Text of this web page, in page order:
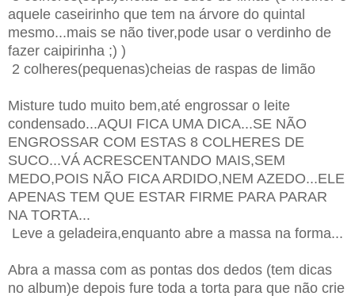
aquele caseirinho que tem na árvore do quintal
mesmo...mais se não tiver,pode usar o verdinho de
fazer caipirinha ;) )
2 colheres(pequenas)cheias de raspas de limão
Misture tudo muito bem,até engrossar o leite
condensado...AQUI FICA UMA DICA...SE NÃO
ENGROSSAR COM ESTAS 8 COLHERES DE
SUCO...VÁ ACRESCENTANDO MAIS,SEM
MEDO,POIS NÃO FICA ARDIDO,NEM AZEDO...ELE
APENAS TEM QUE ESTAR FIRME PARA PARAR
NA TORTA...
Leve a geladeira,enquanto abre a massa na forma...
Abra a massa com as pontas dos dedos (tem dicas
no album)e depois fure toda a torta para que não crie